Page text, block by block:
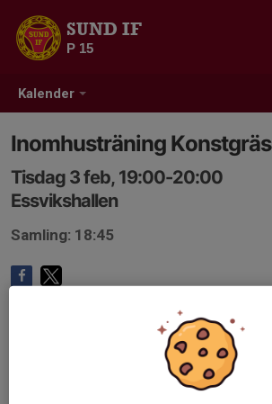
Kalender
SUND IF
P 15
Inomhusträning Konstgräs
Tisdag 3 feb, 19:00-20:00
Essvikshallen
Samling: 18:45